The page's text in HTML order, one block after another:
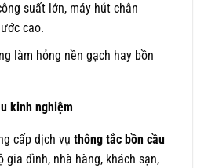
suất lớn, máy hút chân
cao.
làm hỏng nền gạch hay bồn
kinh nghiệm
cấp dịch vụ thông tắc bồn cầu
gia đình, nhà hàng, khách sạn,